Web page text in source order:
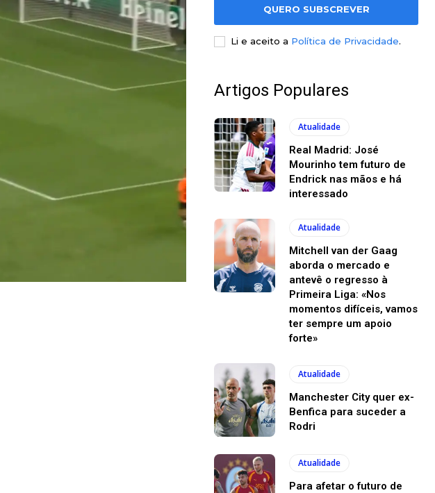
QUERO SUBSCREVER
Li e aceito a Política de Privacidade.
Artigos Populares
Atualidade
Real Madrid: José
Mourinho tem futuro de
Endrick nas mãos e há
interessado
Atualidade
Mitchell van der Gaag
aborda o mercado e
antevê o regresso à
Primeira Liga: «Nos
momentos difíceis, vamos
ter sempre um apoio
forte»
Atualidade
Manchester City quer ex-
Benfica para suceder a
Rodri
Atualidade
Para afetar o futuro de